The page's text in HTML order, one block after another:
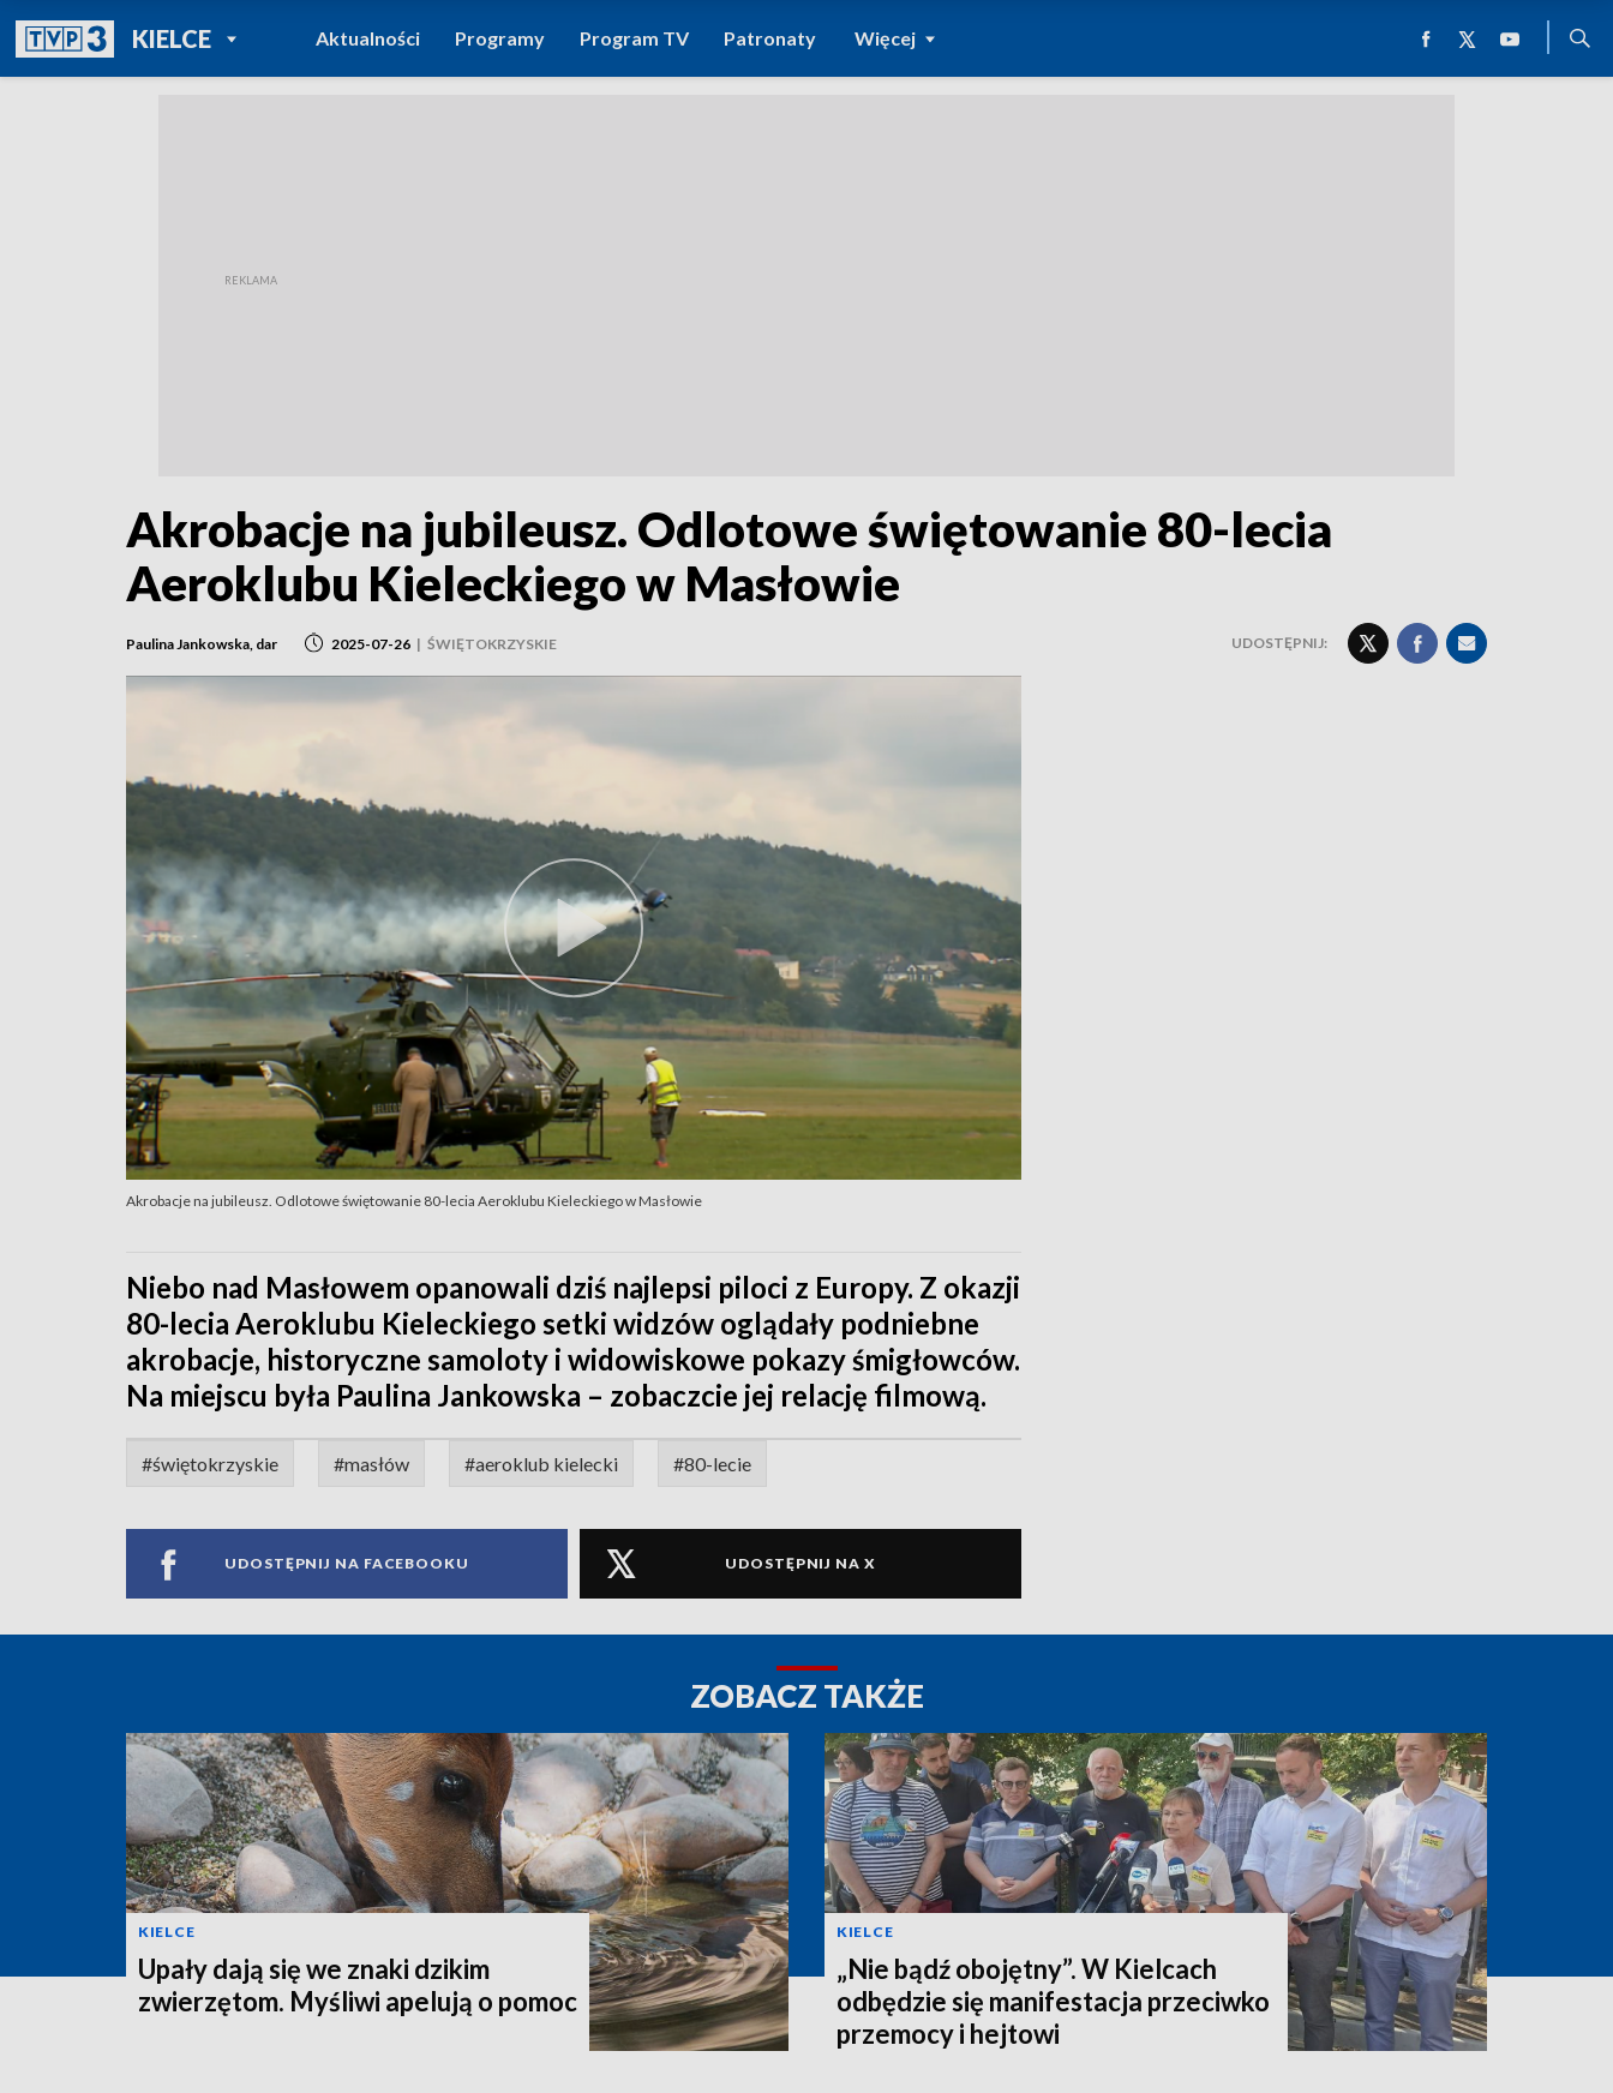
KIELCEPOWRÓT DO
TVP REGIONY
Aktualności Programy Program TV Patronaty Więcej
Akrobacje na jubileusz. Odlotowe świętowanie 80-lecia
Aeroklubu Kieleckiego w Masłowie
Paulina Jankowska, dar 2025-07-26 | ŚWIĘTOKRZYSKIE UDOSTĘPNIJ:
Akrobacje na jubileusz. Odlotowe świętowanie 80-lecia Aeroklubu Kieleckiego w Masłowie
Niebo nad Masłowem opanowali dziś najlepsi piloci z Europy. Z okazji
80-lecia Aeroklubu Kieleckiego setki widzów oglądały podniebne
akrobacje, historyczne samoloty i widowiskowe pokazy śmigłowców.
Na miejscu była Paulina Jankowska – zobaczcie jej relację filmową.
#świętokrzyskie #masłów #aeroklub kielecki #80-lecie
UDOSTĘPNIJ NA FACEBOOKU UDOSTĘPNIJ NA X
ZOBACZ TAKŻE
KIELCE
Upały dają się we znaki dzikim
zwierzętom. Myśliwi apelują o pomoc
KIELCE
„Nie bądź obojętny”. W Kielcach
odbędzie się manifestacja przeciwko
przemocy i hejtowi